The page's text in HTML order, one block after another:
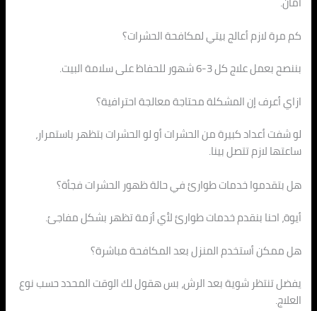
كم مرة لازم أعالج بيتي لمكافحة الحشرات؟
بننصح بعمل علاج كل 3-6 شهور للحفاظ على سلامة البيت.
ازاي أعرف إن المشكلة محتاجة معالجة احترافية؟
لو شفت أعداد كبيرة من الحشرات أو لو الحشرات بتظهر باستمرار،
ساعتها لازم تتصل بينا.
هل بتقدموا خدمات طوارئ في حالة ظهور الحشرات فجأة؟
أيوة، احنا بنقدم خدمات طوارئ لأي أزمة تظهر بشكل مفاجئ.
هل ممكن أستخدم المنزل بعد المكافحة مباشرة؟
يفضل تنتظر شوية بعد الرش، بس هقول لك الوقت المحدد حسب نوع
العلاج.